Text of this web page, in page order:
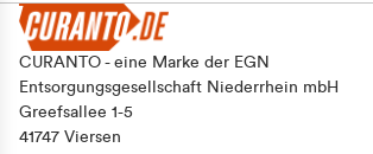
CURANTO - eine Marke der EGN
Entsorgungsgesellschaft Niederrhein mbH
Greefsallee 1-5
41747 Viersen